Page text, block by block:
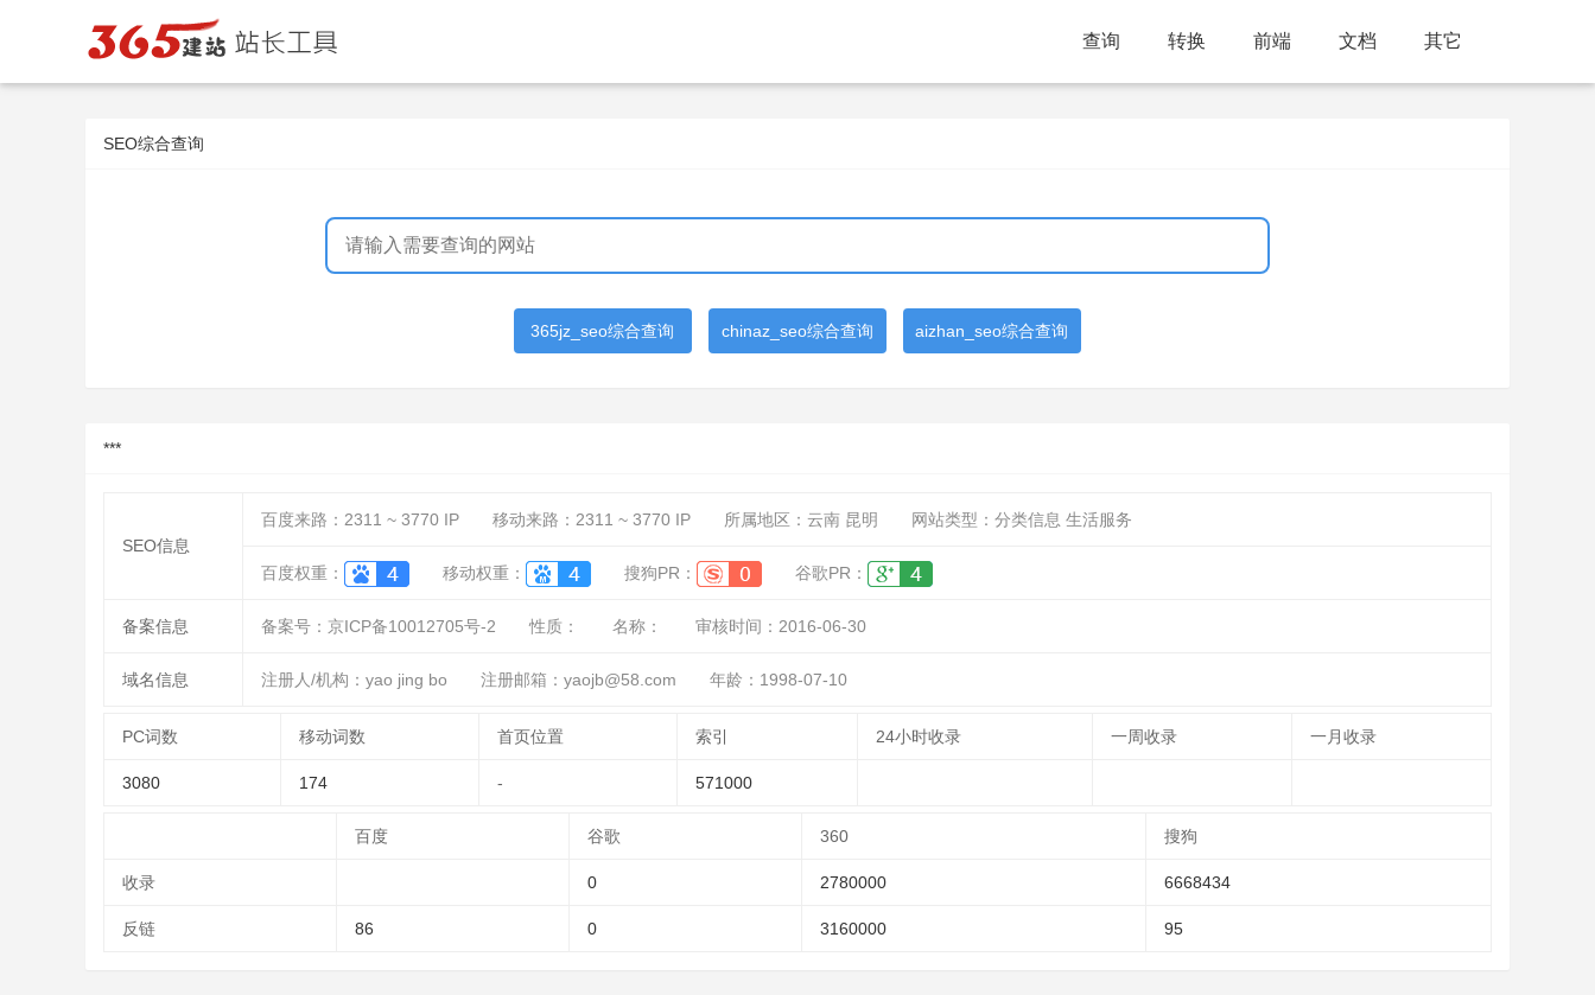
查询 转换 前端 文档 其它
SEO综合查询
365jz_seo综合查询 chinaz_seo综合查询 aizhan_seo综合查询
***
SEO信息
百度来路： 2311 ~ 3770 IP 移动来路： 2311 ~ 3770 IP 所属地区：云南 昆明 网站类型：分类信息 生活服务
百度权重： 移动权重： 搜狗PR： 谷歌PR：
备案信息 备案号：京ICP备10012705号-2 性质： 名称： 审核时间： 2016-06-30
域名信息 注册人/机构：yao jing bo 注册邮箱：yaojb@58.com 年龄：1998-07-10
PC词数 移动词数 首页位置 索引 24小时收录 一周收录 一月收录
3080 174 - 571000
百度 谷歌 360 搜狗
收录 0 2780000 6668434
反链 86 0 3160000 95